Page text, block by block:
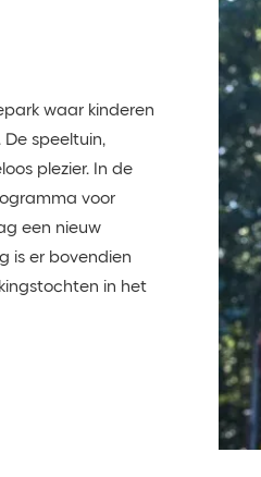
waar kinderen
speeltuin,
plezier. In de
voor
een nieuw
is er bovendien
in het